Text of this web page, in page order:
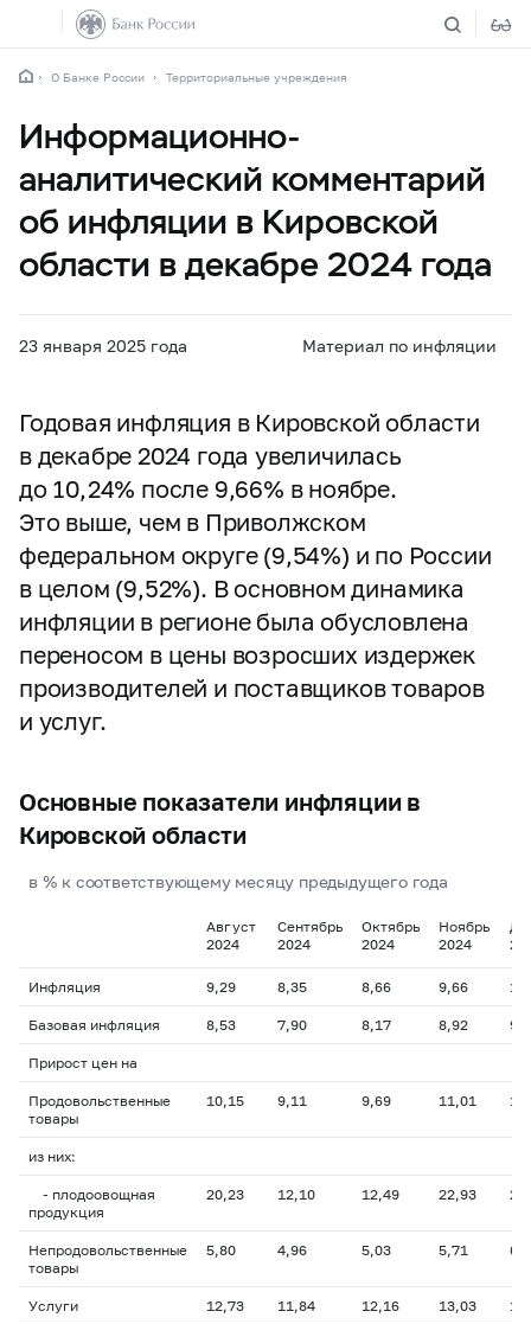
О Банке России Территориальные учреждения
Информационно-
аналитический комментарий
об инфляции в Кировской
области в декабре 2024 года
23 января 2025 года Материал по инфляции
Годовая инфляция в Кировской области
в декабре 2024 года увеличилась
до 10,24% после 9,66% в ноябре.
Это выше, чем в Приволжском
федеральном округе (9,54%) и по России
в целом (9,52%). В основном динамика
инфляции в регионе была обусловлена
переносом в цены возросших издержек
производителей и поставщиков товаров
и услуг.
Основные показатели инфляции в
Кировской области
в % к соответствующему месяцу предыдущего года
Август
2024
Сентябрь
2024
Октябрь
2024
Ноябрь
2024
Инфляция 9,29 8,35 8,66 9,66
Базовая инфляция 8,53 7,90 8,17 8,92
Прирост цен на
Продовольственные
товары
10,15 9,11 9,69 11,01
из них:
- плодоовощная
продукция
20,23 12,10 12,49 22,93
Непродовольственные
товары
5,80 4,96 5,03 5,71
Услуги 12,73 11,84 12,16 13,03